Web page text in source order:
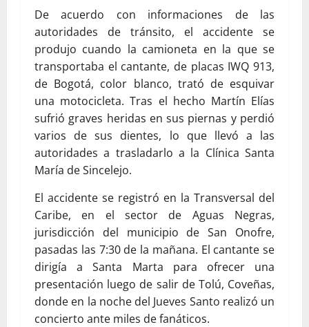
De acuerdo con informaciones de las
autoridades de tránsito, el accidente se
produjo cuando la camioneta en la que se
transportaba el cantante, de placas IWQ 913,
de Bogotá, color blanco, trató de esquivar
una motocicleta. Tras el hecho Martín Elías
sufrió graves heridas en sus piernas y perdió
varios de sus dientes, lo que llevó a las
autoridades a trasladarlo a la Clínica Santa
María de Sincelejo.
El accidente se registró en la Transversal del
Caribe, en el sector de Aguas Negras,
jurisdicción del municipio de San Onofre,
pasadas las 7:30 de la mañana. El cantante se
dirigía a Santa Marta para ofrecer una
presentación luego de salir de Tolú, Coveñas,
donde en la noche del Jueves Santo realizó un
concierto ante miles de fanáticos.